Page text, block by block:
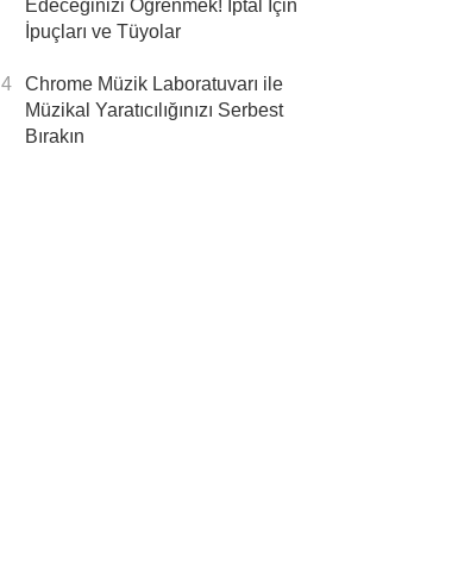
Edeceğinizi Öğrenmek! İptal İçin
İpuçları ve Tüyolar
4
Chrome Müzik Laboratuvarı ile
Müzikal Yaratıcılığınızı Serbest
Bırakın